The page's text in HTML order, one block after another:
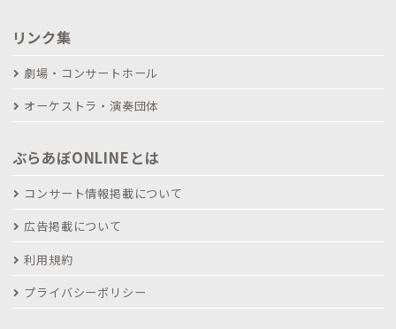
リンク集
劇場・コンサートホール
オーケストラ・演奏団体
ぶらあぼONLINEとは
コンサート情報掲載について
広告掲載について
利用規約
プライバシーポリシー